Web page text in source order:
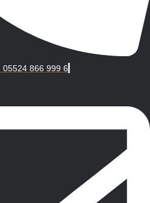
05524 866 999 6